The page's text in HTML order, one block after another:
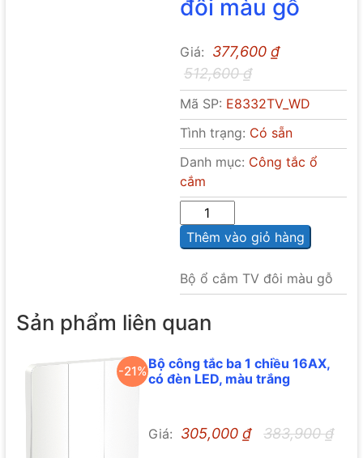
đôi màu gỗ
Giá: 377,600 ₫
512,600₫
Mã SP: E8332TV_WD
Tình trạng: Có sẵn
Danh mục: Công tắc ổ
cắm
lượng
Thêm vào giỏ hàng
Bộ ổ cắm TV đôi màu gỗ
Sản phẩm liên quan
-21%Bộ công tắc ba 1 chiều 16AX,
có đèn LED, màu trắng
Giá: 305,000₫ 383,900₫